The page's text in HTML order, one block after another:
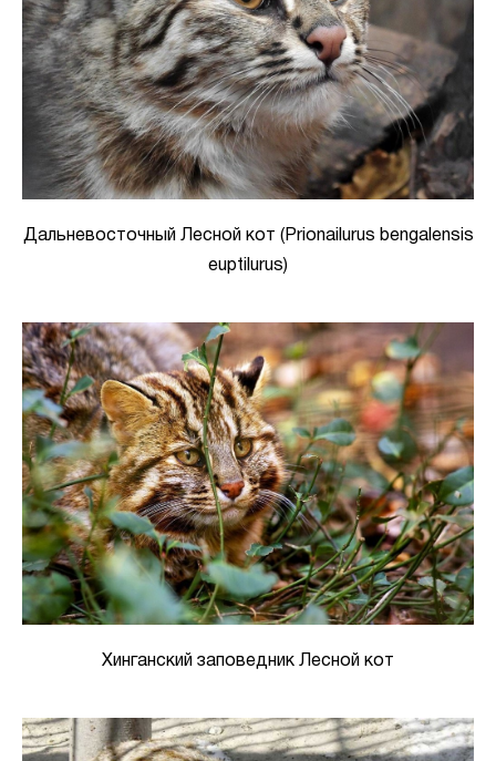
Дальневосточный Лесной кот (Prionailurus bengalensis
euptilurus)
Хинганский заповедник Лесной кот